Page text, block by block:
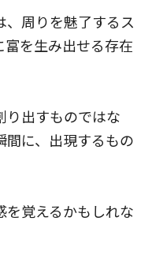
周りを魅了するス
富を生み出せる存在
り出すものではな
間に、出現するもの
を覚えるかもしれな